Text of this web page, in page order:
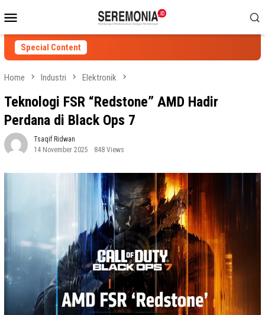
to
contentMenu
Special Content
Home Industri Elektronik
Teknologi FSR “Redstone” AMD Hadir
Perdana di Black Ops 7
Tsaqif Ridwan
14 November 2025
848 Views